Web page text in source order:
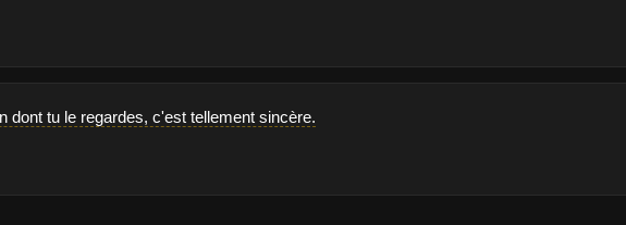
dont tu le regardes, c'est tellement sincère.